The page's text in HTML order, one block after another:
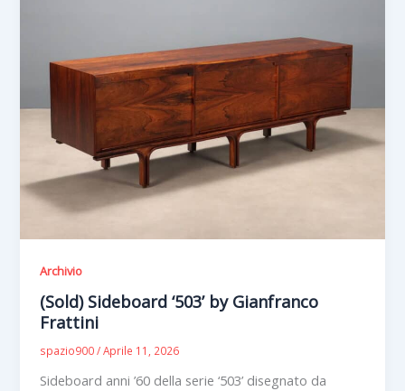
Archivio
(Sold) Sideboard ‘503’ by Gianfranco
Frattini
spazio900/Aprile 11, 2026
Sideboard anni ’60 della serie ‘503’ disegnato da